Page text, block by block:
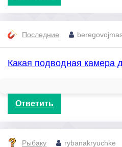
Последние
Какая подводная камера
Ответить
Рыбаку rybanakryuchke